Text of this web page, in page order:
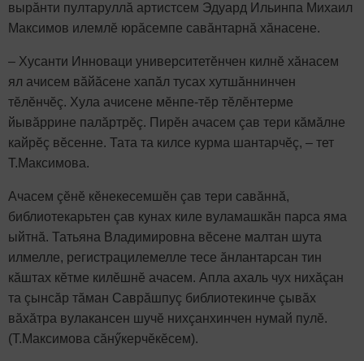
вырăнти пултаруллă артистсем Эдуард Ильинпа Михаил
Максимов илемлӗ юрăсемпе савăнтарнă хăнасене.
– Хусанти Инноваци университетӗнчен килнӗ хăнасем
ял ачисем вăйăсене хапăл тусах хутшăннинчен
тӗлӗнчӗç. Хула ачисене мӗнпе-тӗр тӗлӗнтерме
йывăррине палăртрӗç. Пирӗн ачасем çав тери кăмăлне
кайрӗç вӗсенне. Тата та килсе курма шантарчӗç, – тет
Т.Максимова.
Ачасем çӗнӗ кӗнекесемшӗн çав тери савăннă,
библиотекарьтен çав кунах киле вуламашкăн парса яма
ыйтнă. Татьяна Владимировна вӗсене малтан шута
илмелле, регистрацилемелле тесе ăнлантарсан тин
кăштах кӗтме килӗшнӗ ачасем. Апла ахаль чух нихăçан
та çынсăр тăман Саврăшпуç библиотекинче çывăх
вăхăтра вулакансен шучӗ нихçанхинчен нумай пулӗ.
(Т.Максимова сăнӳкерчӗкӗсем).